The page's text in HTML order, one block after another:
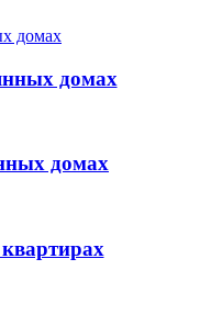
домах
домах